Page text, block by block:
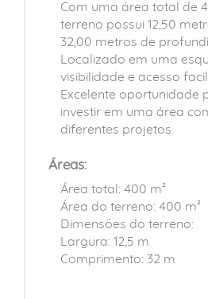
Com uma área total de
terreno possui 12,50
32,00 metros de
Localizado em uma
visibilidade e acesso
Excelente oportunidade
investir em uma área
diferentes projetos.
Áreas:
Área total: 400 m²
Área do terreno: 400 m²
Dimensões do terreno:
Largura: 12,5 m
Comprimento: 32 m